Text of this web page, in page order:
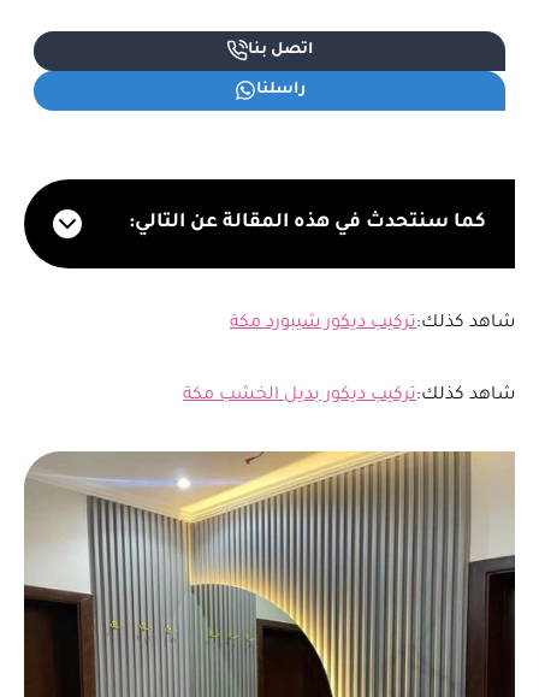
اتصل بنا
راسلنا
كما سنتحدث في هذه المقالة عن التالي:
شاهد كذلك:تركيب ديكور شيبورد مكة
شاهد كذلك:تركيب ديكور بديل الخشب مكة